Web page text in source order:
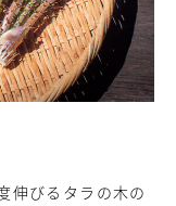
伸びるタラの木の